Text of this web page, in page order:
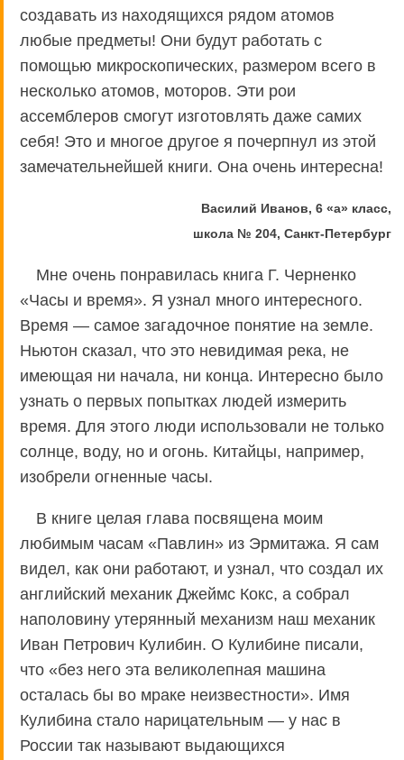
создавать из находящихся рядом атомов
любые предметы! Они будут работать с
помощью микроскопических, размером всего в
несколько атомов, моторов. Эти рои
ассемблеров смогут изготовлять даже самих
себя! Это и многое другое я почерпнул из этой
замечательнейшей книги. Она очень интересна!
Василий Иванов, 6 «а» класс,
школа № 204, Санкт-Петербург
Мне очень понравилась книга Г. Черненко
«Часы и время». Я узнал много интересного.
Время — самое загадочное понятие на земле.
Ньютон сказал, что это невидимая река, не
имеющая ни начала, ни конца. Интересно было
узнать о первых попытках людей измерить
время. Для этого люди использовали не только
солнце, воду, но и огонь. Китайцы, например,
изобрели огненные часы.
В книге целая глава посвящена моим
любимым часам «Павлин» из Эрмитажа. Я сам
видел, как они работают, и узнал, что создал их
английский механик Джеймс Кокс, а собрал
наполовину утерянный механизм наш механик
Иван Петрович Кулибин. О Кулибине писали,
что «без него эта великолепная машина
осталась бы во мраке неизвестности». Имя
Кулибина стало нарицательным — у нас в
России так называют выдающихся